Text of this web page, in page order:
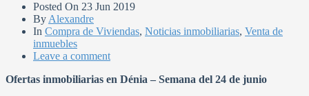
Posted On 23 Jun 2019
By Alexandre
In Compra de Viviendas, Noticias inmobiliarias, Venta de
inmuebles
Leave a comment
Ofertas inmobiliarias en Dénia – Semana del 24 de junio